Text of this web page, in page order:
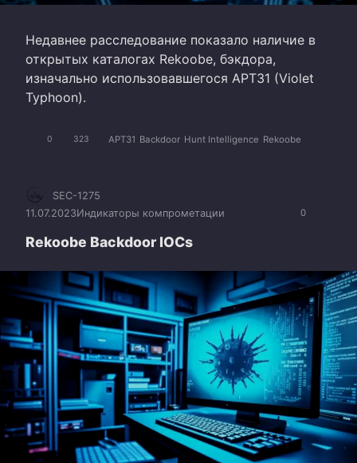
Недавнее расследование показало наличие в
открытых каталогах Rekoobe, бэкдора,
изначально использовавшегося APT31 (Violet
Typhoon).
0 323 APT31 Backdoor Hunt Intelligence Rekoobe
0
SEC-1275
11.07.2023Индикаторы компрометации
Rekoobe Backdoor IOCs